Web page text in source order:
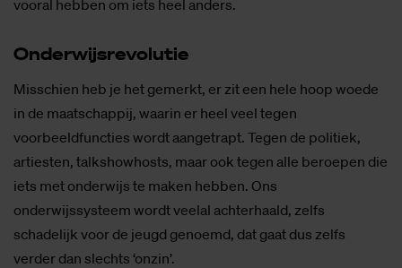
vooral hebben om iets heel anders.
On­der­wijs­re­vo­lu­tie
Misschien heb je het gemerkt, er zit een hele hoop woede
in de maatschappij, waarin er heel veel tegen
voorbeeldfuncties wordt aangetrapt. Tegen de politiek,
artiesten, talkshowhosts, maar ook tegen alle beroepen die
iets met onderwijs te maken hebben. Ons
onderwijssysteem wordt veelal achterhaald, zelfs
schadelijk voor de jeugd genoemd, dat gaat dus zelfs
verder dan slechts ‘onzin’.